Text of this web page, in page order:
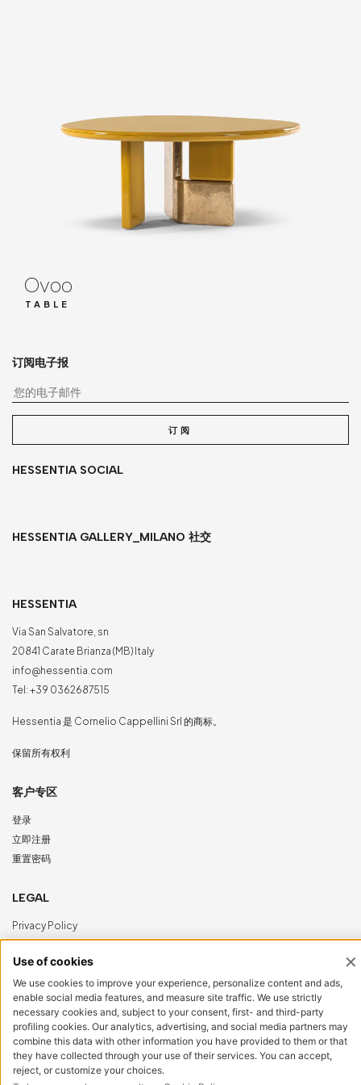
Ovoo
TABLE
订阅电子报
订阅
HESSENTIA SOCIAL
HESSENTIA GALLERY_MILANO 社交
HESSENTIA
Via San Salvatore, sn
20841 Carate Brianza (MB) Italy
info@hessentia.com
Tel: +39 0362687515
Hessentia 是 Cornelio Cappellini Srl 的商标。
保留所有权利
客户专区
登录
立即注册
重置密码
LEGAL
Privacy Policy
Accessibility
NewVisibilitydigital agency